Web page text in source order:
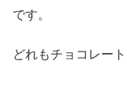
です。
どれもチョコレー